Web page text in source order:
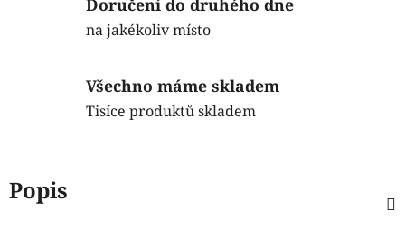
Doručení do druhého dne
na jakékoliv místo
Všechno máme skladem
Tisíce produktů skladem
Popis